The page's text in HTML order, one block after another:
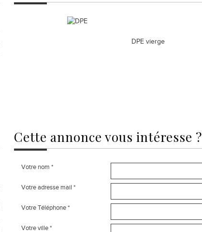
DPE vierge
cette annonce vous intéresse ?
Votre nom *
Votre adresse mail *
Votre Téléphone *
Votre ville *